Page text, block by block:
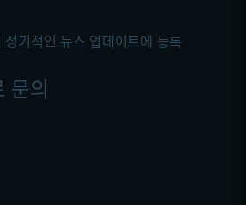
기적인 뉴스 업데이트에 등록
문의